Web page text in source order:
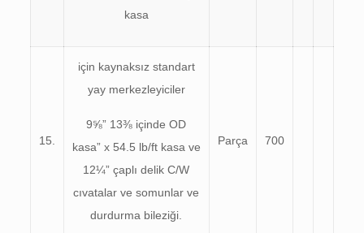
kasa
15.
için kaynaksız standart
yay merkezleyiciler
9⅝” 13⅜ içinde OD
kasa” x 54.5 lb/ft kasa ve
12¼” çaplı delik C/W
cıvatalar ve somunlar ve
durdurma bileziği.
Parça 700